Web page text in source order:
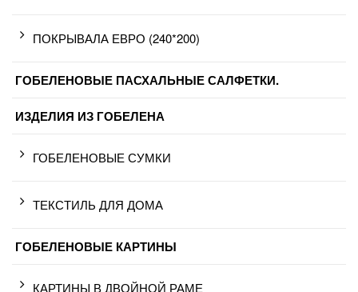
ПОКРЫВАЛА ЕВРО (240*200)
ГОБЕЛЕНОВЫЕ ПАСХАЛЬНЫЕ САЛФЕТКИ.
ИЗДЕЛИЯ ИЗ ГОБЕЛЕНА
ГОБЕЛЕНОВЫЕ СУМКИ
ТЕКСТИЛЬ ДЛЯ ДОМА
ГОБЕЛЕНОВЫЕ КАРТИНЫ
КАРТИНЫ В ДВОЙНОЙ РАМЕ